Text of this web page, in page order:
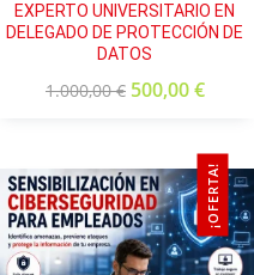
EXPERTO UNIVERSITARIO EN
DELEGADO DE PROTECCIÓN DE
DATOS
1.000,00€ 500,00€
¡OFERTA!